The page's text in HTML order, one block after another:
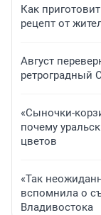
Как
рецепт от
Август
ретроградный
«Сыночки-
почему
цветов
«Так
вспомнила о
Владивостока